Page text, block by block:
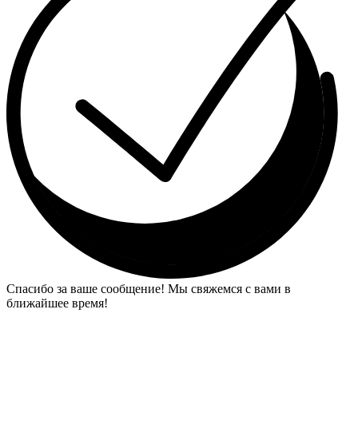
Спасибо за ваше сообщение! Мы свяжемся с вами в
ближайшее время!